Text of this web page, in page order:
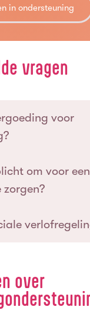
in ondersteuning
vragen
voor
om voor een
over